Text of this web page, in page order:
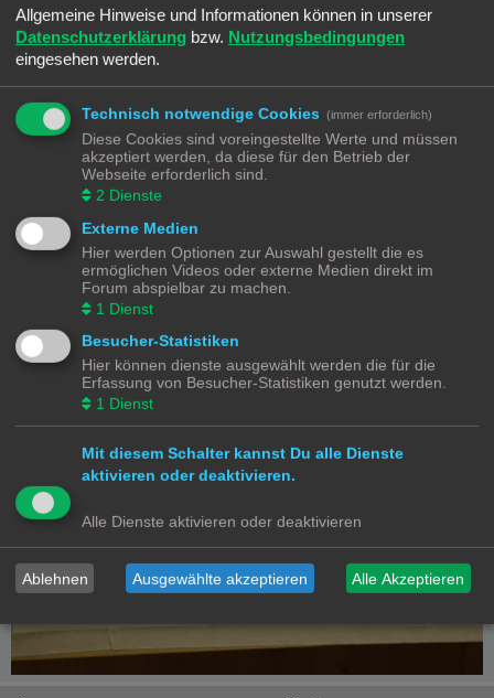
Allgemeine Hinweise und Informationen können in unserer
Datenschutzerklärung bzw. Nutzungsbedingungen
eingesehen werden.
Technisch notwendige Cookies (immer erforderlich)
Diese Cookies sind voreingestellte Werte und müssen
akzeptiert werden, da diese für den Betrieb der
Webseite erforderlich sind.
2 Dienste
Externe Medien
Hier werden Optionen zur Auswahl gestellt die es
ermöglichen Videos oder externe Medien direkt im
Forum abspielbar zu machen.
1 Dienst
Besucher-Statistiken
Hier können dienste ausgewählt werden die für die
Erfassung von Besucher-Statistiken genutzt werden.
1 Dienst
Mit diesem Schalter kannst Du alle Dienste
aktivieren oder deaktivieren.
Alle Dienste aktivieren oder deaktivieren
Ablehnen Ausgewählte akzeptieren Alle Akzeptieren